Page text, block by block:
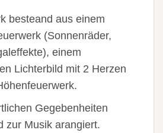
besteand aus einem
(Sonnenräder,
einem
Lichterbild mit 2 Herzen
Gegebenheiten
zur Musik arangiert.